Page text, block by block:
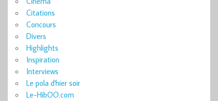
Citations
Concours
Divers
Highlights
Inspiration
Interviews
Le pola d'hier soir
Le-HibOO.com